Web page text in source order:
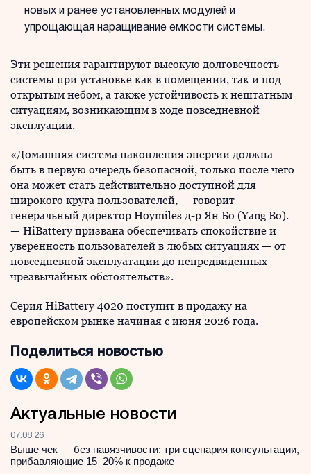
новых и ранее установленных модулей и
упрощающая наращивание емкости системы.
Эти решения гарантируют высокую долговечность
системы при установке как в помещении, так и под
открытым небом, а также устойчивость к нештатным
ситуациям, возникающим в ходе повседневной
эксплуации.
«Домашняя система накопления энергии должна
быть в первую очередь безопасной, только после чего
она может стать действительно доступной для
широкого круга пользователей, — говорит
генеральный директор Hoymiles д-р Ян Бо (Yang Bo).
— HiBattery призвана обеспечивать спокойствие и
уверенность пользователей в любых ситуациях — от
повседневной эксплуатации до непредвиденных
чрезвычайных обстоятельств».
Серия HiBattery 4020 поступит в продажу на
европейском рынке начиная с июня 2026 года.
Поделиться новостью
Актуальные новости
07.08.26
Выше чек — без навязчивости: три сценария консультации,
прибавляющие 15–20% к продаже